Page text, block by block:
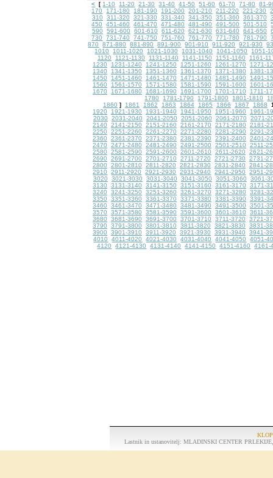
< [ 1-10 11-20 21-30 31-40 41-50 51-60 61-70 71-80
81-
170
171-180 181-190 191-200 201-210 211-220 221-230
310
311-320 321-330 331-340 341-350 351-360 361-370
450
451-460 461-470 471-480 481-490 491-500 501-510
590
591-600 601-610 611-620 621-630 631-640 641-650
730
731-740 741-750 751-760 761-770 771-780 781-790
870
871-880 881-890 891-900 901-910 911-920 921-930
1010
1011-1020 1021-1030 1031-1040 1041-1050
1051-
1120
1121-1130 1131-1140 1141-1150 1151-1160
1161-
1230
1231-1240 1241-1250 1251-1260 1261-1270
1271-
1340
1341-1350 1351-1360 1361-1370 1371-1380
1381-
1450
1451-1460 1461-1470 1471-1480 1481-1490
1491-
1560
1561-1570 1571-1580 1581-1590 1591-1600
1601-
1670
1671-1680 1681-1690 1691-1700 1701-1710
1711-
1780
1781-1790 1791-1800 1801-1810
1860 ] 1861 1862 1863 1864 1865 1866 1867 1868
1920 1921-1930 1931-1940 1941-1950 1951-1960
1961-
2030
2031-2040 2041-2050 2051-2060 2061-2070
2071-
2140
2141-2150 2151-2160 2161-2170 2171-2180
2181-
2250
2251-2260 2261-2270 2271-2280 2281-2290
2291-
2360
2361-2370 2371-2380 2381-2390 2391-2400
2401-
2470
2471-2480 2481-2490 2491-2500 2501-2510
2511-
2580
2581-2590 2591-2600 2601-2610 2611-2620
2621-
2690
2691-2700 2701-2710 2711-2720 2721-2730
2731-
2800
2801-2810 2811-2820 2821-2830 2831-2840
2841-
2910
2911-2920 2921-2930 2931-2940 2941-2950
2951-
3020
3021-3030 3031-3040 3041-3050 3051-3060
3061-
3130
3131-3140 3141-3150 3151-3160 3161-3170
3171-
3240
3241-3250 3251-3260 3261-3270 3271-3280
3281-
3350
3351-3360 3361-3370 3371-3380 3381-3390
3391-
3460
3461-3470 3471-3480 3481-3490 3491-3500
3501-
3570
3571-3580 3581-3590 3591-3600 3601-3610
3611-
3680
3681-3690 3691-3700 3701-3710 3711-3720
3721-
3790
3791-3800 3801-3810 3811-3820 3821-3830
3831-
3900
3901-3910 3911-3920 3921-3930 3931-3940
3941-
4010
4011-4020 4021-4030 4031-4040 4041-4050
4051-
4120
4121-4130 4131-4140 4141-4150 4151-4160 4161-
Lastnik in ustanovitelj: MLADINSKI CENTER